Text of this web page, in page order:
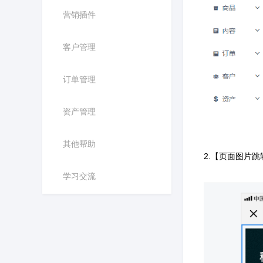
营销插件
客户管理
订单管理
资产管理
其他帮助
学习交流
2.【页面图片跳